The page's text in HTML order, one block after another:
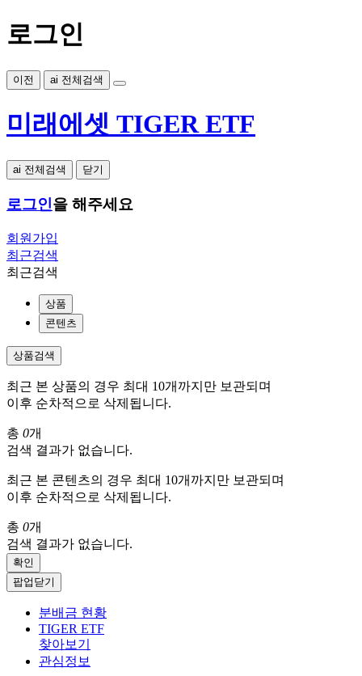
로그인
이전 ai 전체검색
미래에셋 TIGER ETF
ai 전체검색 닫기
로그인을 해주세요
회원가입
최근검색
최근검색
상품
콘텐츠
상품검색
최근 본 상품의 경우 최대 10개까지만 보관되며
이후 순차적으로 삭제됩니다.
총 0개
검색 결과가 없습니다.
최근 본 콘텐츠의 경우 최대 10개까지만 보관되며
이후 순차적으로 삭제됩니다.
총 0개
검색 결과가 없습니다.
확인
팝업닫기
분배금 현황
TIGER ETF
찾아보기
관심정보